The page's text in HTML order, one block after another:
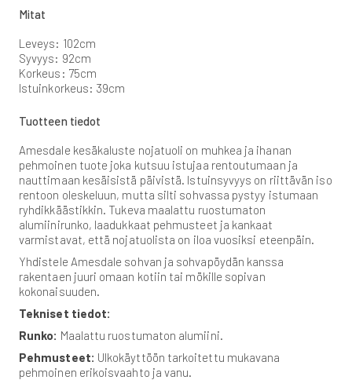
Mitat
Leveys: 102cm
Syvyys: 92cm
Korkeus: 75cm
Istuinkorkeus: 39cm
Tuotteen tiedot
Amesdale kesäkaluste nojatuoli on muhkea ja ihanan
pehmoinen tuote joka kutsuu istujaa rentoutumaan ja
nauttimaan kesäisistä päivistä. Istuinsyvyys on riittävän iso
rentoon oleskeluun, mutta silti sohvassa pystyy istumaan
ryhdikkäästikkin. Tukeva maalattu ruostumaton
alumiinirunko, laadukkaat pehmusteet ja kankaat
varmistavat, että nojatuolista on iloa vuosiksi eteenpäin.
Yhdistele Amesdale sohvan ja sohvapöydän kanssa
rakentaen juuri omaan kotiin tai mökille sopivan
kokonaisuuden.
Tekniset tiedot:
Runko: Maalattu ruostumaton alumiini.
Pehmusteet: Ulkokäyttöön tarkoitettu mukavana
pehmoinen erikoisvaahto ja vanu.